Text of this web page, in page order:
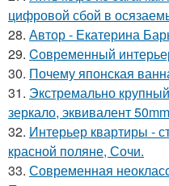
цифровой сбой в
28. Автор - Екатерина
29. Cовременный
30. Почему японская
31. Экстремально
зеркало, эквивалент
32. Интерьер квартиры -
красной поляне, Сочи.
33. Современная